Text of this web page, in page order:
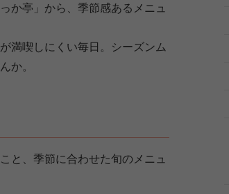
か亭」から、季節感あるメニュ
満喫しにくい毎日。シーズンム
か。
と、季節に合わせた旬のメニュ